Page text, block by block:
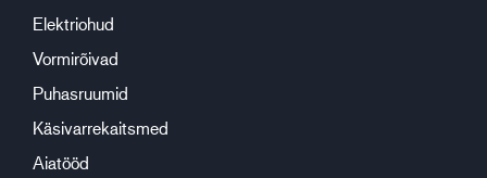
Elektriohud
Vormirõivad
Puhasruumid
Käsivarrekaitsmed
Aiatööd